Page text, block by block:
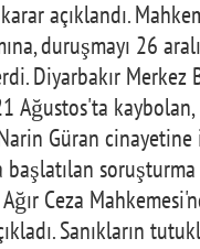
açıklandı.
duruşmayı 26
Diyarbakır Merkez
Ağustos'ta
Güran
başlatılan
Ceza
Sanıkların